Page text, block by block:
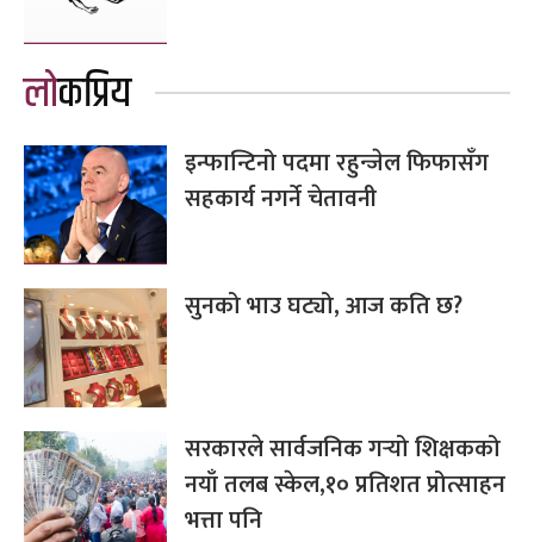
लोकप्रिय
इन्फान्टिनो पदमा रहुन्जेल फिफासँग
सहकार्य नगर्ने चेतावनी
सुनको भाउ घट्यो, आज कति छ?
सरकारले सार्वजनिक गर्‍यो शिक्षकको
नयाँ तलब स्केल,१० प्रतिशत प्रोत्साहन
भत्ता पनि